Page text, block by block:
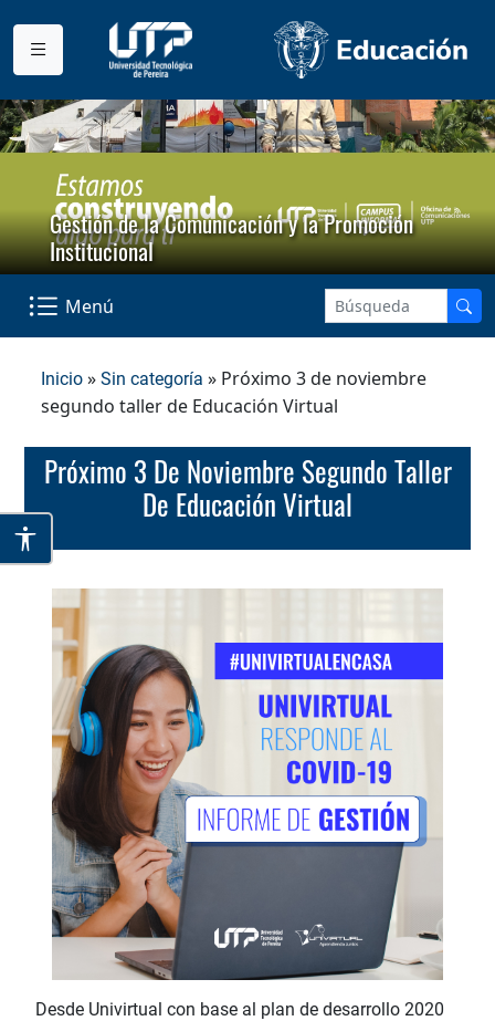
Gestión de la Comunicación y la Promoción
Institucional
Menú
Inicio » Sin categoría » Próximo 3 de noviembre
segundo taller de Educación Virtual
Próximo 3 De Noviembre Segundo Taller
De Educación Virtual
Desde Univirtual con base al plan de desarrollo 2020